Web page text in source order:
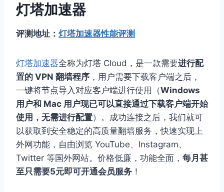
灯塔加速器
评测地址： 灯塔加速器性能评测
灯塔加速器全称为灯塔 Cloud，是一款需要进行配
置的 VPN 翻墙程序 ，用户需要下载客户端之后，
一键将节点导入对应客户端进行使用（Windows
用户和 Mac 用户现已可以直接通过下载客户端开始
使用，无需进行配置）。成功连接之后，我们就可
以获取到安全稳定的高质量翻墙服务，快速实现上
外网功能，自由浏览 YouTube、Instagram、
Twitter 等国外网站。价格低廉，功能全面， 每月甚
至只需要5元即可开通会员服务 ！